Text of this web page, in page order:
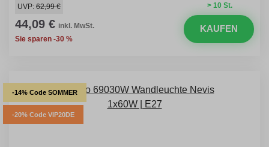
> 10 St.
UVP: 62,99 €
44,09 € inkl. MwSt.
Sie sparen -30 %
KAUFEN
-14% Code SOMMER
-20% Code VIP20DE